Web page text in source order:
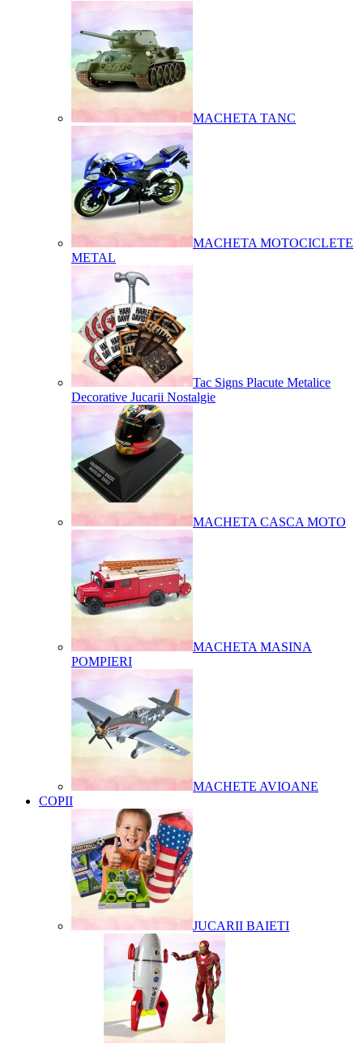
MACHETA TANC
MACHETA MOTOCICLETE
METAL
Tac Signs Placute Metalice
Decorative Jucarii Nostalgie
MACHETA CASCA MOTO
MACHETA MASINA
POMPIERI
MACHETE AVIOANE
COPII
JUCARII BAIETI